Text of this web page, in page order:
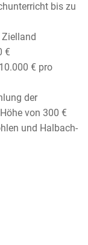
bis zu
€
€ pro
der
von 300 €
und Halbach-